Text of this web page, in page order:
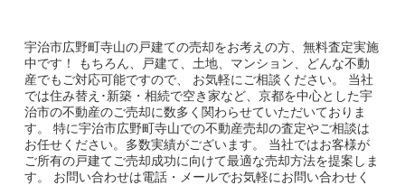
宇治市広野町寺山の戸建ての売却をお考えの方、無料査定実施
中です！
もちろん、戸建て、土地、マンション、どんな不動
産でもご対応可能ですので、 お気軽にご相談ください。
当社
では住み替え･新築・相続で空き家など、京都を中心とした宇
治市の不動産のご売却に数多く関わらせていただいておりま
す。
特に宇治市広野町寺山での不動産売却の査定やご相談は
お任せください。多数実績がございます。
当社ではお客様が
ご所有の戸建てご売却成功に向けて最適な売却方法を提案しま
す。
お問い合わせは電話・メールでお気軽にお問い合わせく